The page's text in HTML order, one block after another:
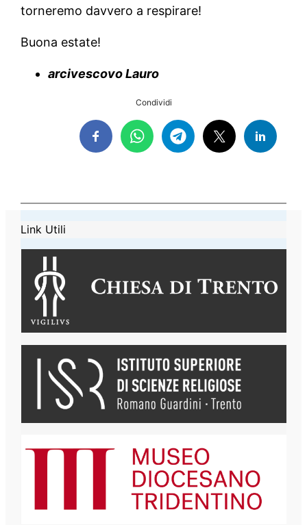
torneremo davvero a respirare!
Buona estate!
arcivescovo Lauro
Condividi
Link Utili